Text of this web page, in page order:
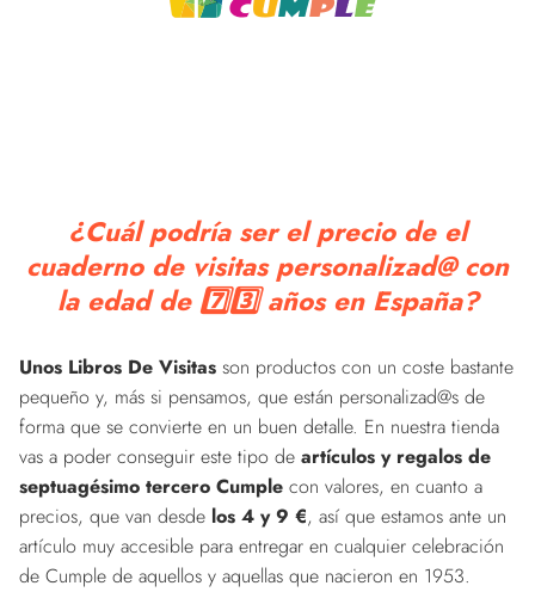
¿Cuál podría ser el precio de el
cuaderno de visitas personalizad@ con
la edad de 7️⃣3️⃣ años en España?
Unos Libros De Visitas son productos con un coste bastante
pequeño y, más si pensamos, que están personalizad@s de
forma que se convierte en un buen detalle. En nuestra tienda
vas a poder conseguir este tipo de artículos y regalos de
septuagésimo tercero Cumple con valores, en cuanto a
precios, que van desde los 4 y 9 €, así que estamos ante un
artículo muy accesible para entregar en cualquier celebración
de Cumple de aquellos y aquellas que nacieron en 1953.